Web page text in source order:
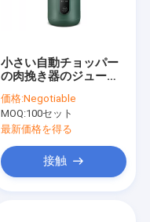
小さい自動チョッパー
の肉挽き器のジューサ
ター自由な動揺130W
価格:Negotiable
MOQ:100セット
最新価格を得る
接触